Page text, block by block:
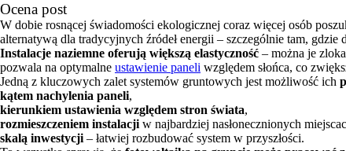
Ocena post
W dobie rosnącej świadomości ekologicznej coraz więcej osób
alternatywą dla tradycyjnych źródeł energii – szczególnie tam, gdzie
Instalacje naziemne oferują większą elastyczność – można je
pozwala na optymalne ustawienie paneli względem słońca, co
Jedną z kluczowych zalet systemów gruntowych jest możliwość ich
kątem nachylenia paneli,
kierunkiem ustawienia względem stron świata,
rozmieszczeniem instalacji w najbardziej nasłonecznionych
skalą inwestycji – łatwiej rozbudować system w przyszłości.